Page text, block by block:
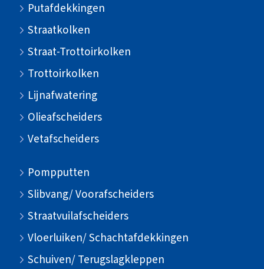
Putafdekkingen
Straatkolken
Straat-Trottoirkolken
Trottoirkolken
Lijnafwatering
Olieafscheiders
Vetafscheiders
Pompputten
Slibvang/ Voorafscheiders
Straatvuilafscheiders
Vloerluiken/ Schachtafdekkingen
Schuiven/ Terugslagkleppen